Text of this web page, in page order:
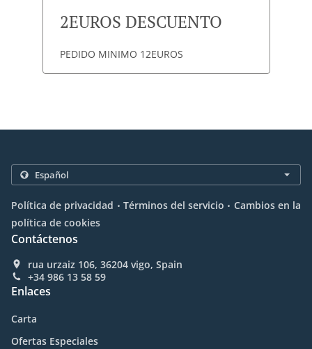
2EUROS DESCUENTO
PEDIDO MINIMO 12EUROS
Política de privacidad . Términos del servicio . Cambios en la
política de cookies
Contáctenos
rua urzaiz 106, 36204 vigo, Spain
+34 986 13 58 59
Enlaces
Carta
Ofertas Especiales